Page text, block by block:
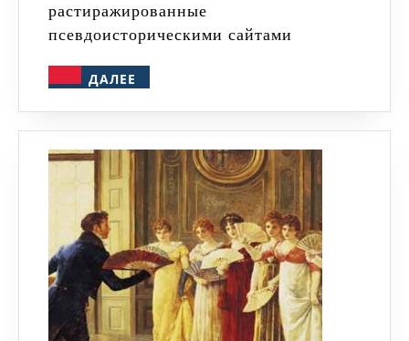
растиражированные
псевдоисторическими сайтами
ДАЛЕЕ